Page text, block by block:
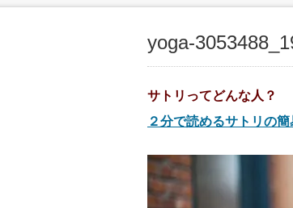
yoga-
サトリってどんな人？
２分で読めるサトリの